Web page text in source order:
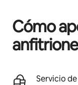
Cómo
Servicio